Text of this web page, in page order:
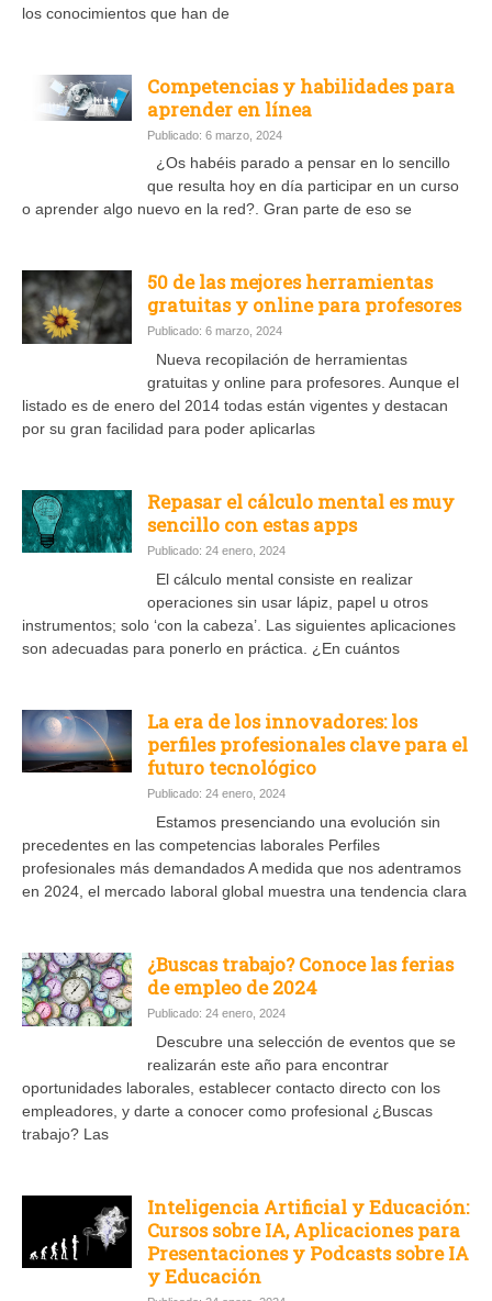
los conocimientos que han de
Competencias y habilidades para
aprender en línea
Publicado: 6 marzo, 2024
¿Os habéis parado a pensar en lo sencillo
que resulta hoy en día participar en un curso
o aprender algo nuevo en la red?. Gran parte de eso se
50 de las mejores herramientas
gratuitas y online para profesores
Publicado: 6 marzo, 2024
Nueva recopilación de herramientas
gratuitas y online para profesores. Aunque el
listado es de enero del 2014 todas están vigentes y destacan
por su gran facilidad para poder aplicarlas
Repasar el cálculo mental es muy
sencillo con estas apps
Publicado: 24 enero, 2024
El cálculo mental consiste en realizar
operaciones sin usar lápiz, papel u otros
instrumentos; solo ‘con la cabeza’. Las siguientes aplicaciones
son adecuadas para ponerlo en práctica. ¿En cuántos
La era de los innovadores: los
perfiles profesionales clave para el
futuro tecnológico
Publicado: 24 enero, 2024
Estamos presenciando una evolución sin
precedentes en las competencias laborales Perfiles
profesionales más demandados A medida que nos adentramos
en 2024, el mercado laboral global muestra una tendencia clara
¿Buscas trabajo? Conoce las ferias
de empleo de 2024
Publicado: 24 enero, 2024
Descubre una selección de eventos que se
realizarán este año para encontrar
oportunidades laborales, establecer contacto directo con los
empleadores, y darte a conocer como profesional ¿Buscas
trabajo? Las
Inteligencia Artificial y Educación:
Cursos sobre IA, Aplicaciones para
Presentaciones y Podcasts sobre IA
y Educación